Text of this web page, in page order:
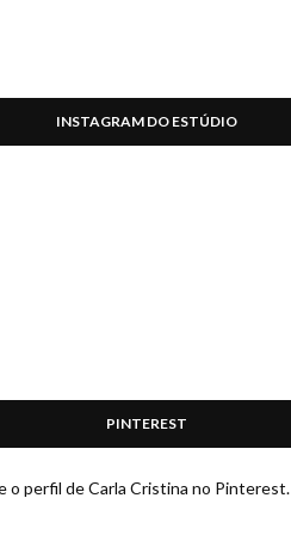
INSTAGRAM DO ESTÚDIO
PINTEREST
o perfil de Carla Cristina no Pinterest.